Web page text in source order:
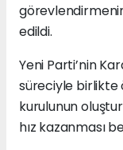
edildi.
Yeni Parti’nin
süreciyle birlikte
kurulunun
hız kazanması